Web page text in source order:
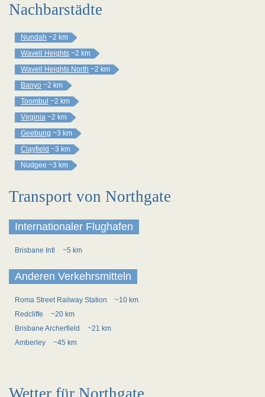
Nachbarstädte
Nundah ~2 km
Wavell Heights ~2 km
Wavell Heights North ~2 km
Banyo ~2 km
Toombul ~2 km
Virginia ~2 km
Geebung ~3 km
Clayfield ~3 km
Nudgee ~3 km
Transport von Northgate
Internationaler Flughafen
Brisbane Intl ~5 km
Anderen Verkehrsmitteln
Roma Street Railway Station
~10 km
Redcliffe
~20 km
Brisbane Archerfield
~21 km
Amberley
~45 km
Wetter für Northgate